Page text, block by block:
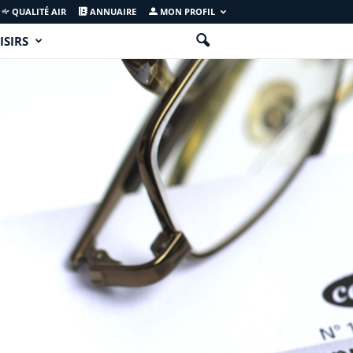
QUALITÉ AIR ANNUAIRE MON PROFIL